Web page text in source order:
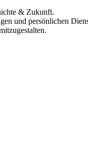
& Zukunft.
und persönlichen